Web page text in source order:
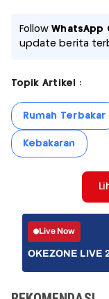
FollowWhatsApp
update berita
Topik Artikel :
Rumah Terbakar
Kebakaran
Live Now
OKEZONE LIVE